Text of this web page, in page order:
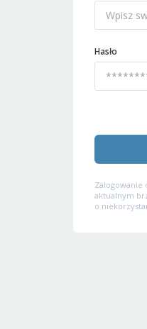
Hasło
Zalogowanie
aktualnym
o